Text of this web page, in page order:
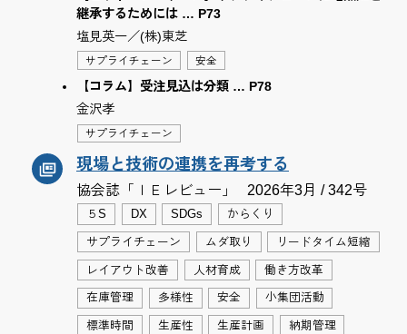
継承するためには … P73
塩見英一／(株)東芝
サプライチェーン 安全
【コラム】受注見込は分類 … P78
金沢孝
サプライチェーン
現場と技術の連携を再考する
協会誌「ＩＥレビュー」 2026年3月 / 342号
５S DX SDGs からくり
サプライチェーン ムダ取り リードタイム短縮
レイアウト改善 人材育成 働き方改革
在庫管理 多様性 安全 小集団活動
標準時間 生産性 生産計画 納期管理